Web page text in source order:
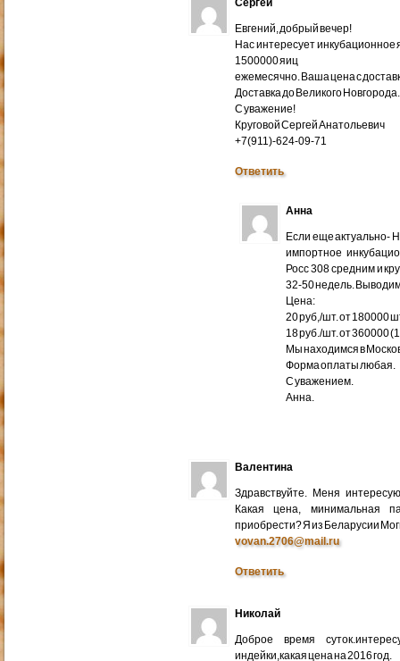
Евгений, добрый вечер!
Нас интересует инкубационное
1500000 яиц
ежемесячно. Ваша цена с
Доставка до Великого Новгорода.
С уважение!
Круговой Сергей Анатольевич
+7(911)-624-09-71
Ответить
Анна
Если еще актуально-
импортное
Росс 308 средним и
32-50 недель.
Цена:
20 руб,/шт. от 180000
18 руб./шт. от 360000
Мы находимся в
Форма оплаты любая.
С уважением.
Анна.
Валентина
Здравствуйте. Меня
Какая цена, минимальная
приобрести? Я из Беларусии
vovan.2706@mail.ru
Ответить
Николай
Доброе время
индейки,какая цена на 2016 год.